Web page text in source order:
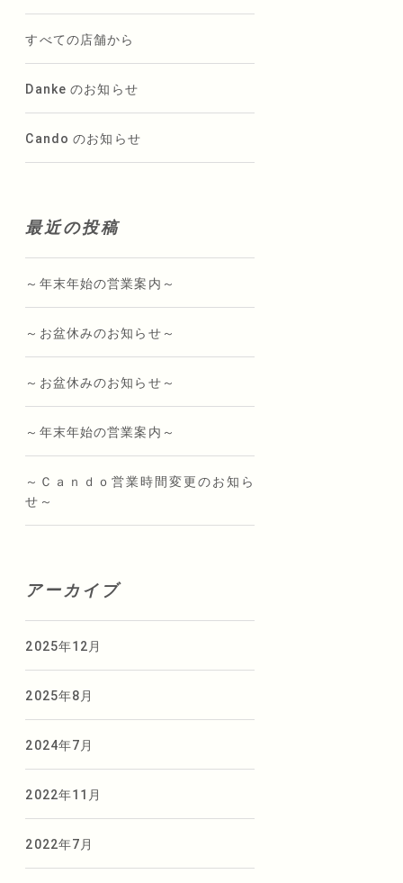
すべての店舗から
Danke のお知らせ
Cando のお知らせ
最近の投稿
～年末年始の営業案内～
～お盆休みのお知らせ～
～お盆休みのお知らせ～
～年末年始の営業案内～
～Ｃａｎｄｏ営業時間変更のお知ら
せ～
アーカイブ
2025年12月
2025年8月
2024年7月
2022年11月
2022年7月